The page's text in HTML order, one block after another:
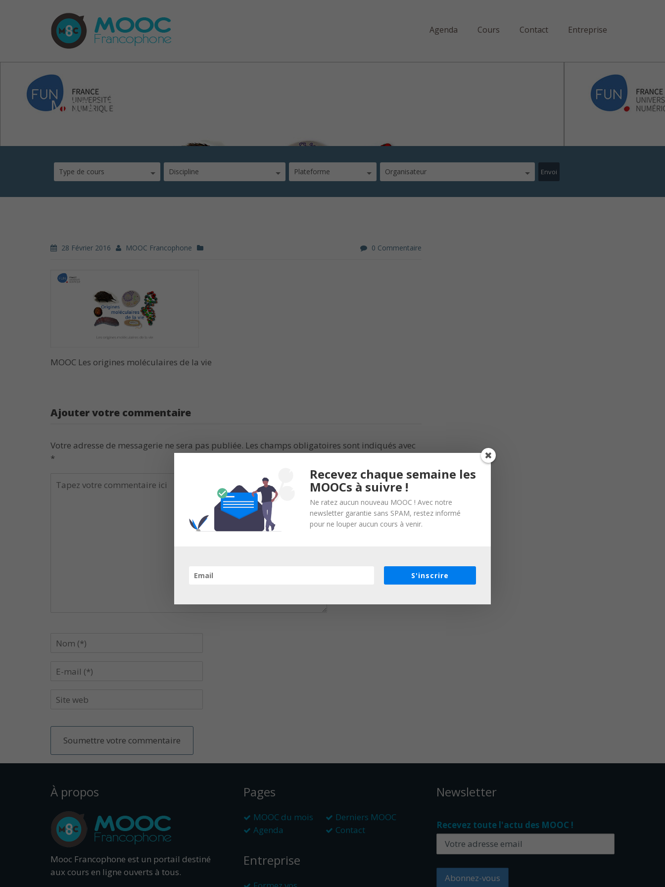
Agenda Cours Contact Entreprise
MOOC Les origines moléculaires de la vie
Type de cours Discipline Plateforme Organisateur
28 Février 2016 MOOC Francophone 0 Commentaire
MOOC Les origines moléculaires de la vie
Ajouter votre commentaire
Votre adresse de messagerie ne sera pas publiée. Les champs obligatoires sont indiqués avec
*
À propos
Mooc Francophone est un portail destiné
aux cours en ligne ouverts à tous.
Pages
MOOC du mois
Derniers MOOC
Agenda
Contact
Entreprise
Newsletter
Recevez toute l'actu des MOOC !
Recevez chaque semaine les
MOOCs à suivre !
Ne ratez aucun nouveau MOOC ! Avec notre
newsletter garantie sans SPAM, restez informé
pour ne louper aucun cours à venir.
S'inscrire